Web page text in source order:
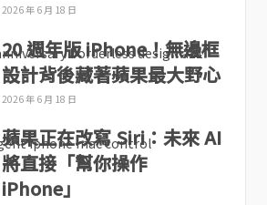
2026 年 6 月 18 日
20 週年版 iPhone！無邊框
設計背後藏著蘋果最大野心
2026 年 6 月 18 日
蘋果正在改寫 Siri：未來 AI
將直接「幫你操作
iPhone」